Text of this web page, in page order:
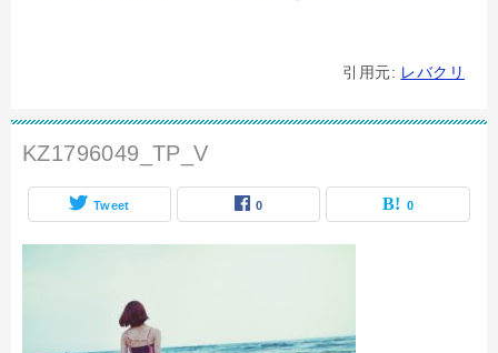
引用元: レバクリ
KZ1796049_TP_V
Tweet 0 0